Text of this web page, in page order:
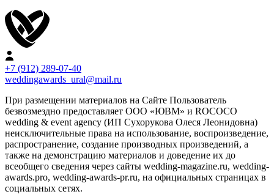
+7 (912) 289-07-40
weddingawards_ural@mail.ru
При размещении материалов на Сайте Пользователь
безвозмездно предоставляет ООО «ЮВМ» и ROCOCO
wedding & event agency (ИП Сухорукова Олеся Леонидовна)
неисключительные права на использование, воспроизведение,
распространение, создание производных произведений, а
также на демонстрацию материалов и доведение их до
всеобщего сведения через сайты wedding-magazine.ru, wedding-
awards.pro, wedding-awards-pr.ru, на официальных страницах в
социальных сетях.